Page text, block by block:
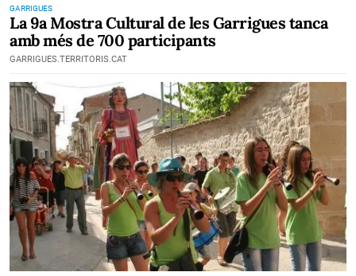
GARRIGUES
La 9a Mostra Cultural de les Garrigues tanca
amb més de 700 participants
GARRIGUES.TERRITORIS.CAT